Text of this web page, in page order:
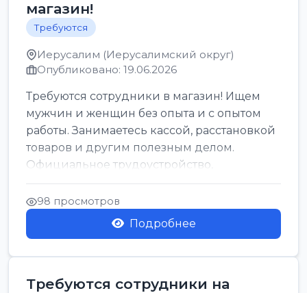
магазин!
Требуются
Иерусалим (Иерусалимский округ)
Опубликовано: 19.06.2026
Требуются сотрудники в магазин! Ищем
мужчин и женщин без опыта и с опытом
работы. Занимаетесь кассой, расстановкой
товаров и другим полезным делом.
Официальное трудоустройство,
стабильная зарплата от ...
98 просмотров
Подробнее
Требуются сотрудники на